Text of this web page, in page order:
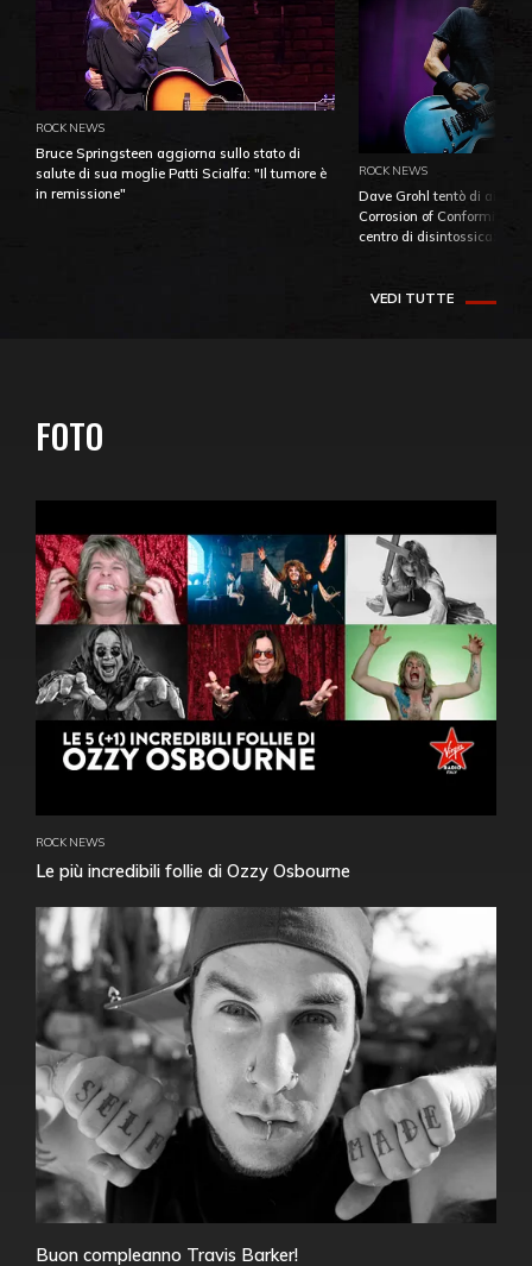
ROCK NEWS
Bruce Springsteen aggiorna sullo stato di
salute di sua moglie Patti Scialfa: "Il tumore è
in remissione"
ROCK NEWS
Dave Grohl tentò di
Corrosion of Conformity
centro di
VEDI TUTTE
FOTO
ROCK NEWS
Le più incredibili follie di Ozzy Osbourne
Buon compleanno Travis Barker!